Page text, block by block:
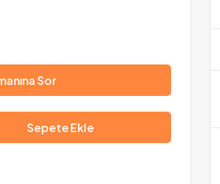
Sor
Sepete Ekle